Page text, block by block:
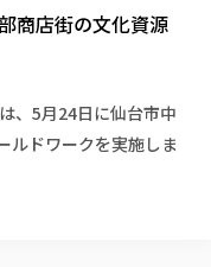
基本方針
ト
課外活動 TOP
国際交流TOP
商店街の文化資源
、5月24日に仙台市中
ルドワークを実施しま